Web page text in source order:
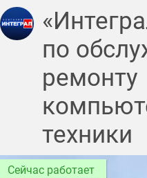
по
ремонту
техники
Сейчас работает